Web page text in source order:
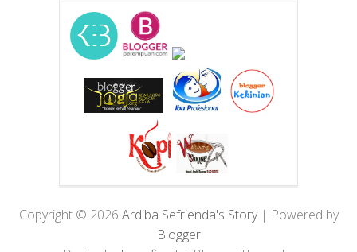
Copyright © 2026 Ardiba Sefrienda's Story| Powered by
Blogger